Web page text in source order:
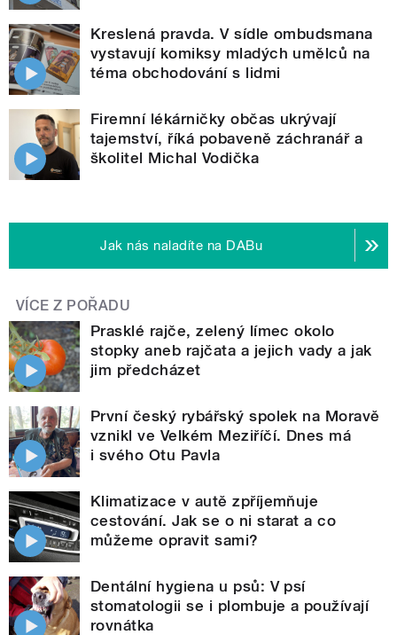
Kreslená pravda. V sídle ombudsmana
vystavují komiksy mladých umělců na
téma obchodování s lidmi
Firemní lékárničky občas ukrývají
tajemství, říká pobaveně záchranář a
školitel Michal Vodička
Jak nás naladíte na DABu
VÍCE Z POŘADU
Prasklé rajče, zelený límec okolo
stopky aneb rajčata a jejich vady a jak
jim předcházet
První český rybářský spolek na Moravě
vznikl ve Velkém Meziříčí. Dnes má
i svého Otu Pavla
Klimatizace v autě zpříjemňuje
cestování. Jak se o ni starat a co
můžeme opravit sami?
Dentální hygiena u psů: V psí
stomatologii se i plombuje a používají
rovnátka